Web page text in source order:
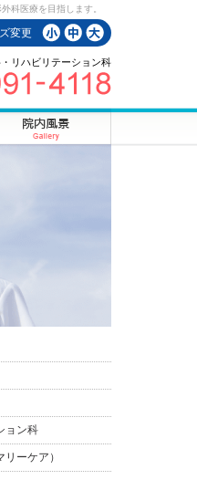
科医療を目指します。
変更
リハビリテーション科
ョン科
ーケア）